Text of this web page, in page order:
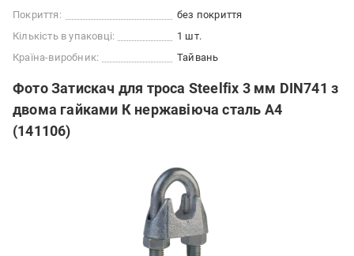
Покриття:
без покриття
Кількість в упаковці:
1 шт.
Країна-виробник:
Тайвань
Фото Затискач для троса Steelfix 3 мм DIN741 з
двома гайками К нержавіюча сталь А4
(141106)